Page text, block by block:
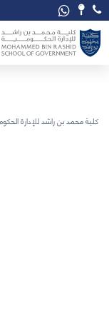
كلية محمد بن راشد للإدارة